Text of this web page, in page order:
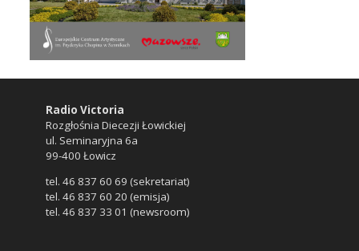
Radio Victoria
Rozgłośnia Diecezji Łowickiej
ul. Seminaryjna 6a
99-400 Łowicz
tel. 46 837 60 69 (sekretariat)
tel. 46 837 60 20 (emisja)
tel. 46 837 33 01 (newsroom)